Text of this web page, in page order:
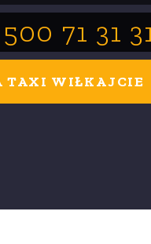
71 31
TAXI WIŁKAJCIE